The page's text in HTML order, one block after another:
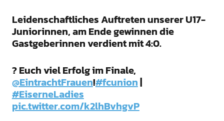
Leidenschaftliches Auftreten unserer U17-
Juniorinnen, am Ende gewinnen die
Gastgeberinnen verdient mit 4:0.
? Euch viel Erfolg im Finale,
@EintrachtFrauen!#fcunion|
#EiserneLadies
pic.twitter.com/k2lhBvhgvP